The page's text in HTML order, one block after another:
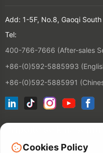
Add: 1-5F, No.8, Gaoqi
Tel:
400-766-7666 (After-sales
+86-(0)592-5885993
+86-(0)592-5885991
Cookies Policy